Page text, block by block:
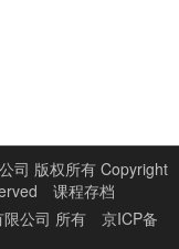
司 版权所有 Copyright
课程存档
公司 所有
京ICP备